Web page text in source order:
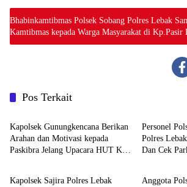
Bhabinkamtibmas Polsek Sobang Polres Lebak
Kamtibmas kepada Warga Masyarakat di Kp.Pasir
Sindanglaya Kecamatan Sobang Kab.Lebak
Pos Terkait
Polri
‎Kapolsek Gunungkencana Berikan
Arahan dan Motivasi kepada
Paskibra Jelang Upacara HUT Ke-
Personel
Polres
Dan Cek
Polri
Kapolsek Sajira Polres Lebak
Polri
Anggota